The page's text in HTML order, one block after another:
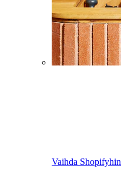
Vaihda Shopifyhin